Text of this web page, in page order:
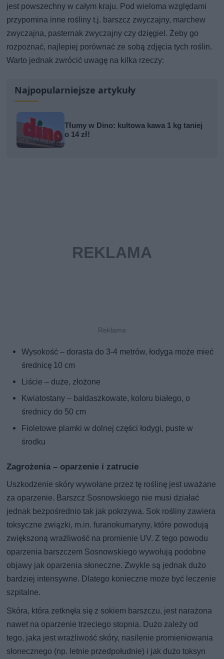
jest powszechny w całym kraju. Pod wieloma względami
przypomina inne rośliny t.j. barszcz zwyczajny, marchew
zwyczajna, pasternak zwyczajny czy dzięgiel. Żeby go
rozpoznać, najlepiej porównać ze sobą zdjęcia tych roślin.
Warto jednak zwrócić uwagę na kilka rzeczy:
Najpopularniejsze artykuły
Tłumy w Dino: kultowa kawa 1 kg taniej
o 14 zł!
Wysokość – dorasta do 3-4 metrów, łodyga może mieć
średnicę 10 cm
Liście – duże, złożone
Kwiatostany – baldaszkowate, koloru białego, o
średnicy do 50 cm
Fioletowe plamki w dolnej części łodygi, puste w
środku
Zagrożenia – oparzenie i zatrucie
Uszkodzenie skóry wywołane przez tę roślinę jest uważane
za oparzenie. Barszcz Sosnowskiego nie musi działać
jednak bezpośrednio tak jak pokrzywa. Sok rośliny zawiera
toksyczne związki, m.in. furanokumaryny, które powodują
zwiększoną wrażliwość na promienie UV. Z tego powodu
oparzenia barszczem Sosnowskiego wywołują podobne
objawy jak oparzenia słoneczne. Zwykle są jednak dużo
bardziej intensywne. Dlatego konieczne może być leczenie
szpitalne.
Skóra, która zetknęła się z sokiem barszczu, jest narażona
nawet na oparzenie trzeciego stopnia. Dużo zależy od
tego, jaka jest wrażliwość skóry, nasilenie promieniowania
słonecznego (np. letnie przedpołudnie) i jak dużo toksyn